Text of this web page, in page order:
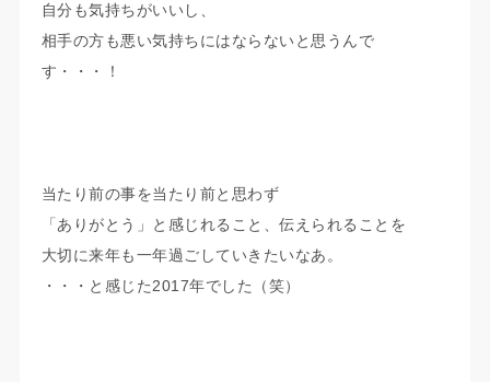
自分も気持ちがいいし、
相手の方も悪い気持ちにはならないと思うんで
す・・・！
当たり前の事を当たり前と思わず
「ありがとう」と感じれること、伝えられることを
大切に来年も一年過ごしていきたいなあ。
・・・と感じた2017年でした（笑）